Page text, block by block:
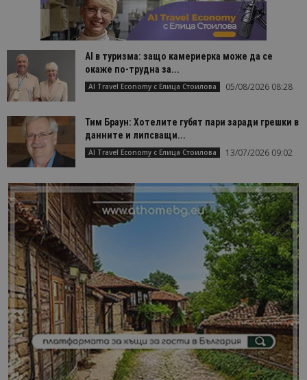
AI в туризма: защо камериерка може да се
окаже по-трудна за...
AI Travel Economy с Елица Стоилова 05/08/2026 08:28
Тим Браун: Хотелите губят пари заради грешки в
данните и липсващи...
AI Travel Economy с Елица Стоилова 13/07/2026 09:02